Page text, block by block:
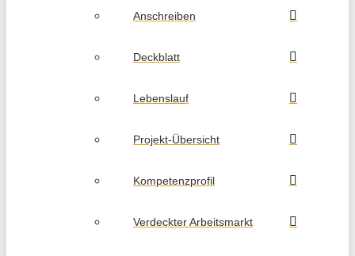
Anschreiben
Deckblatt
Lebenslauf
Projekt-Übersicht
Kompetenzprofil
Verdeckter Arbeitsmarkt